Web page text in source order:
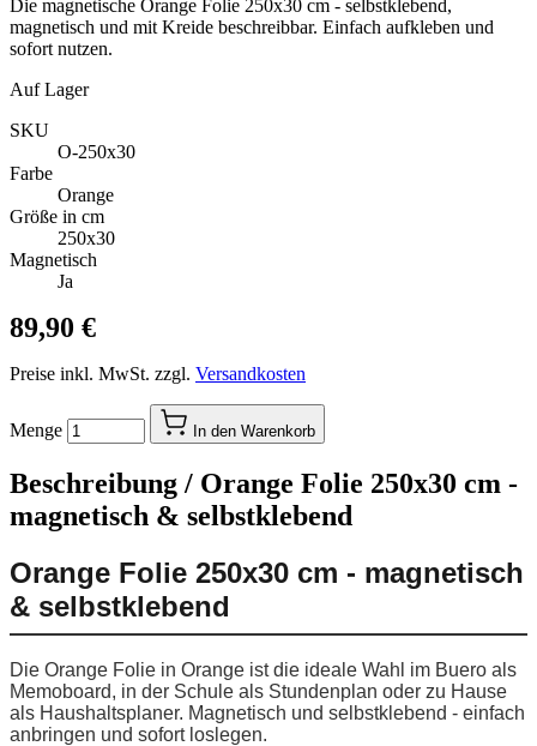
Die magnetische Orange Folie 250x30 cm - selbstklebend,
magnetisch und mit Kreide beschreibbar. Einfach aufkleben und
sofort nutzen.
Auf Lager
SKU
O-250x30
Farbe
Orange
Größe in cm
250x30
Magnetisch
Ja
89,90 €
Preise inkl. MwSt. zzgl. Versandkosten
Menge In den Warenkorb
Beschreibung / Orange Folie 250x30 cm -
magnetisch & selbstklebend
Orange Folie 250x30 cm - magnetisch
& selbstklebend
Die Orange Folie in Orange ist die ideale Wahl im Buero als
Memoboard, in der Schule als Stundenplan oder zu Hause
als Haushaltsplaner. Magnetisch und selbstklebend - einfach
anbringen und sofort loslegen.